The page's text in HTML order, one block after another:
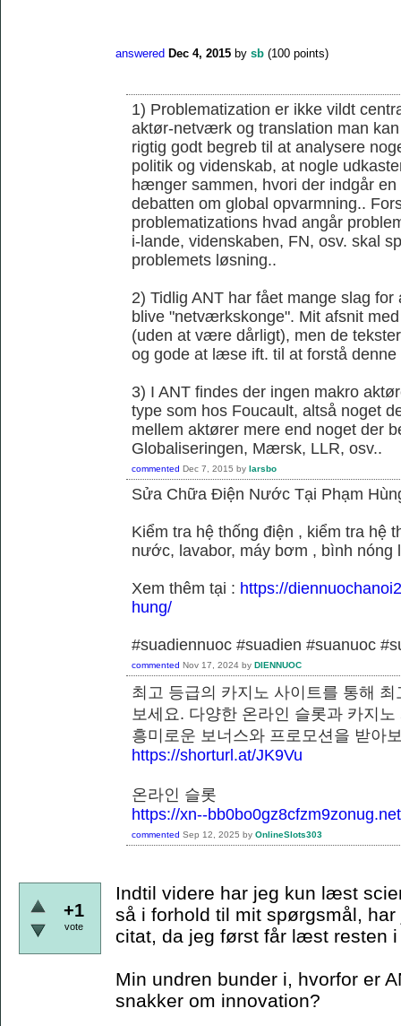
answered Dec 4, 2015 by sb (100 points)
1) Problematization er ikke vildt
aktør-netværk og translation man
rigtig godt begreb til at analysere
politik og videnskab, at nogle
hænger sammen, hvori der indgår
debatten om global opvarmning..
problematizations hvad angår
i-lande, videnskaben, FN, osv. skal
problemets løsning..
2) Tidlig ANT har fået mange slag
blive "netværkskonge". Mit afsnit
(uden at være dårligt), men de
og gode at læse ift. til at forstå denne
3) I ANT findes der ingen makro
type som hos Foucault, altså noget
mellem aktører mere end noget der
Globaliseringen, Mærsk, LLR, osv..
commented Dec 7, 2015 by larsbo
Sửa Chữa Điện Nước Tại Phạm
Kiểm tra hệ thống điện , kiểm tra hệ
nước, lavabor, máy bơm , bình nóng
Xem thêm tại : https://
hung/
#suadiennuoc #suadien #suanuoc
commented Nov 17, 2024 by DIENNUOC
최고 등급의 카지노 사이트를 통해
보세요. 다양한 온라인 슬롯과 카지
흥미로운 보너스와 프로모션을
https://shorturl.at/JK9Vu
온라인 슬롯
https://xn--bb0bo0gz8cfzm9zonug.net
commented Sep 12, 2025 by OnlineSlots303
+1
vote
Indtil videre har jeg kun læst
så i forhold til mit spørgsmål,
citat, da jeg først får læst resten i
Min undren bunder i, hvorfor er
snakker om innovation?